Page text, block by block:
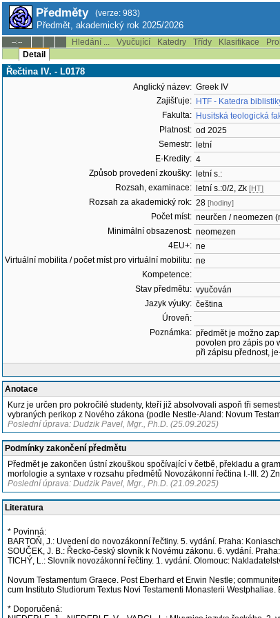
Předměty (verze: 983)
Předmět, akademický rok 2025/2026
--:-- Hledání ... Vyučující Katedry Třídy Klasifikace
Detail
Řečtina IV. - L0178
Anglický název: Greek IV
Zajišťuje: HTF - Katedra
Fakulta: Husitská teologická
Platnost: od 2025
Semestr:
letní
E-Kredity: 4
Způsob provedení zkoušky:
letní s.:
Rozsah, examinace:
letní s.:0/2, Zk [HT]
Rozsah za akademický rok: 28 [hodiny]
Počet míst: neurčen / neomezen
Minimální obsazenost: neomezen
4EU+: ne
Virtuální mobilita / počet míst pro virtuální mobilitu: ne
Kompetence:
Stav předmětu: vyučován
Jazyk výuky: čeština
Úroveň:
Poznámka: předmět je možno
povolen pro zápis po
při zápisu přednost,
Anotace
Kurz je určen pro pokročilé studenty, kteří již absolvovali aspoň tři
vybraných perikop z Nového zákona (podle Nestle-Aland: Novum
Poslední úprava: Dudzik Pavel, Mgr., Ph.D. (25.09.2025)
Podmínky zakončení předmětu
Předmět je zakončen ústní zkouškou spočívající v četbě, překladu a
morfologie a syntaxe v rozsahu předmětů Novozákonní řečtina I.-III. 2)
Poslední úprava: Dudzik Pavel, Mgr., Ph.D. (21.09.2025)
Literatura
* Povinná:
BARTOŇ, J.: Uvedení do novozákonní řečtiny. 5. vydání. Praha:
SOUČEK, J. B.: Řecko-český slovník k Novému zákonu. 6. vydání.
TICHÝ, L.: Slovník novozákonní řečtiny. 1. vydání. Olomouc:
Novum Testamentum Graece. Post Eberhard et Erwin Nestle;
cum Instituto Studiorum Textus Novi Testamenti Monasterii
* Doporučená: